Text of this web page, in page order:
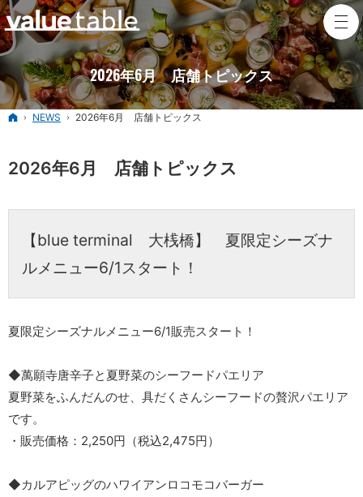
2026年6月 店舗トピックス
ホーム
NEWS 2026年6月 店舗トピックス
2026年6月 店舗トピックス
【blue terminal 大桟橋】 夏限定シーズナ
ルメニュー6/1スタート！
夏限定シーズナルメニュー6/1販売スタート！
◆萬願寺唐辛子と夏野菜のシーフードパエリア
夏野菜をふんだんのせ、具だくさんシーフードの贅沢パエリア
です。
・販売価格：2,250円（税込2,475円）
◆カルアピッグのハワイアンロコモコバーガー